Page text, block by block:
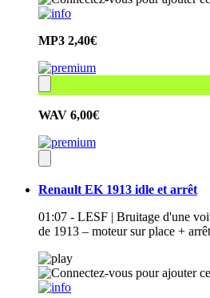
MP3 2,40€
WAV 6,00€
Renault EK 1913 idle et arrêt
01:07 - LESF | Bruitage d'une
de 1913 – moteur sur place + arrêt